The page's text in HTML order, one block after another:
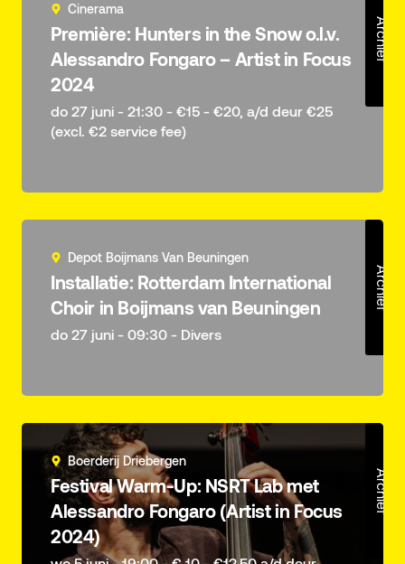
Archief
Cinerama
Première: Hunters in the Snow o.l.v.
Alessandro Fongaro – Artist in Focus
2024
do 27 juni - 21:30 - €15 - €20, a/d deur €25
(excl. €2 service fee)
Archief
Depot Boijmans Van Beuningen
Installatie: Rotterdam International
Choir in Boijmans van Beuningen
do 27 juni - 09:30 - Divers
Archief
Boerderij Driebergen
Festival Warm-Up: NSRT Lab met
Alessandro Fongaro (Artist in Focus
2024)